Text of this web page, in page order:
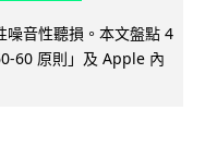
噪音性聽損。本文盤點 4
60 原則」及 Apple 內